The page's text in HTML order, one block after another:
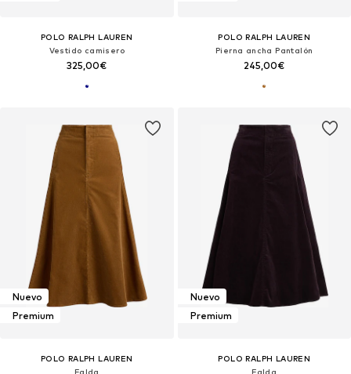
POLO RALPH LAUREN
Vestido camisero
325,00€
POLO RALPH LAUREN
Pierna ancha Pantalón
245,00€
Nuevo
Premium
POLO RALPH LAUREN
Falda
Nuevo
Premium
POLO RALPH LAUREN
Falda